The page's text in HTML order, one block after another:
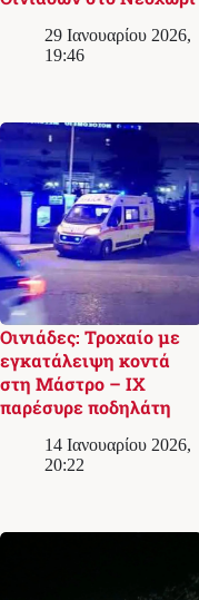
29 Ιανουαρίου 2026,
19:46
Οινιάδες: Τροχαίο με
εγκατάλειψη κοντά
στη Μάστρο – ΙΧ
παρέσυρε ποδηλάτη
14 Ιανουαρίου 2026,
20:22